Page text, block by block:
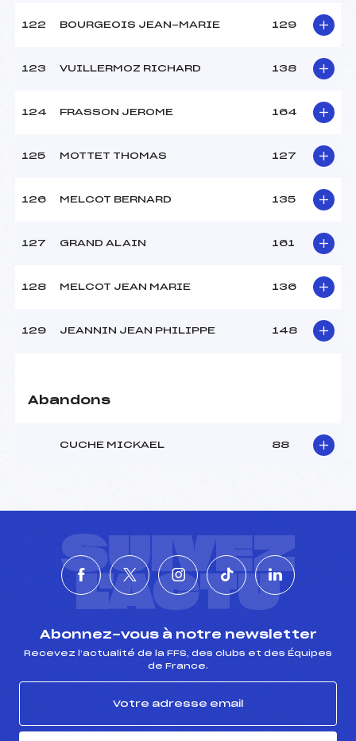
122 BOURGEOIS JEAN-MARIE 129
123 VUILLERMOZ RICHARD 138
124 FRASSON JEROME 164
125 MOTTET THOMAS 127
126 MELCOT BERNARD 135
127 GRAND ALAIN 161
128 MELCOT JEAN MARIE 136
129 JEANNIN JEAN PHILIPPE 148
Abandons
CUCHE MICKAEL 88
SUIVEZ
L'ACTU
Abonnez-vous à notre newsletter
Recevez l’actualité de la FFS, des clubs et des Équipes
de France.